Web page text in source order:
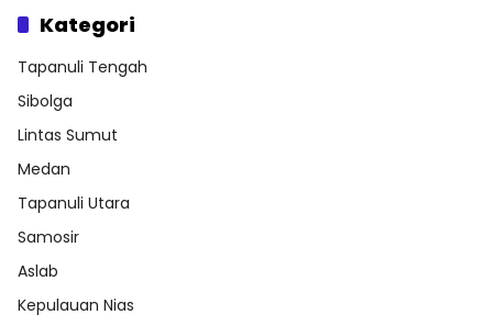
Kategori
Tapanuli Tengah
Sibolga
Lintas Sumut
Medan
Tapanuli Utara
Samosir
Aslab
Kepulauan Nias